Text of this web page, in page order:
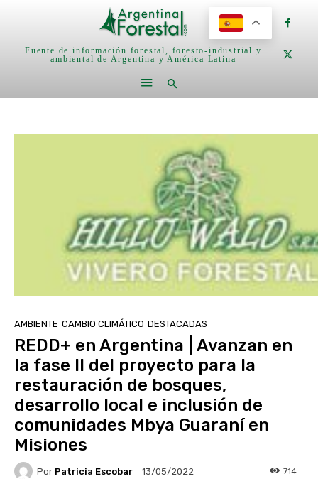
Fuente de información forestal, foresto-industrial y
ambiental de Argentina y América Latina
AMBIENTE CAMBIO CLIMÁTICO DESTACADAS
REDD+ en Argentina | Avanzan en
la fase II del proyecto para la
restauración de bosques,
desarrollo local e inclusión de
comunidades Mbya Guaraní en
Misiones
Por Patricia Escobar 13/05/2022 714